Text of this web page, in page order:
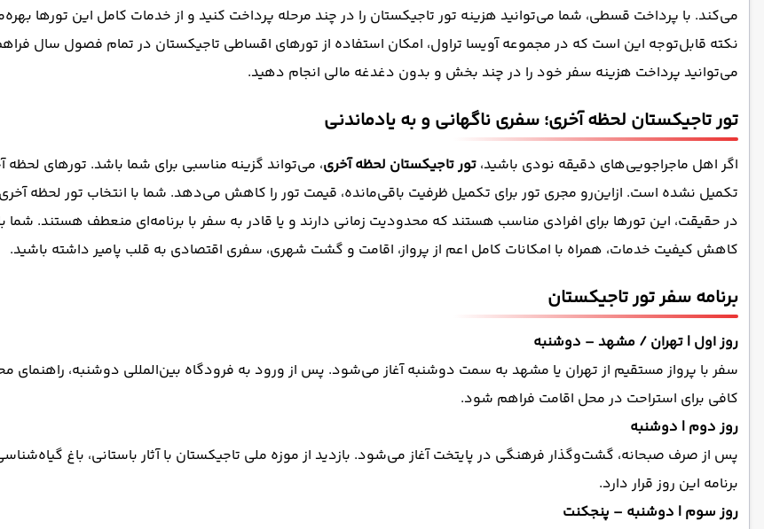
می‌کند. با پرداخت قسطی، شما می‌توانید هزینه تور تاجیکستان را در چند مرحله پرداخت کنید و از خدمات کامل این تورها
نکته قابل‌توجه این است که در مجموعه آویسا تراول، امکان استفاده از تورهای اقساطی تاجیکستان در تمام فصول سال
می‌توانید پرداخت هزینه سفر خود را در چند بخش و بدون دغدغه مالی انجام دهید.
تور تاجیکستان لحظه آخری؛ سفری ناگهانی و به یادماندنی
اگر اهل ماجراجویی‌های دقیقه نودی باشید، تور تاجیکستان لحظه آخری، می‌تواند گزینه مناسبی برای شما باشد. تورهای
تکمیل نشده است. ازاین‌رو مجری تور برای تکمیل ظرفیت باقی‌مانده، قیمت تور را کاهش می‌دهد. شما با انتخاب تور لحظه
در حقیقت، این تورها برای افرادی مناسب هستند که محدودیت زمانی دارند و یا قادر به سفر با برنامه‌ای منعطف هستند. شما
کاهش کیفیت خدمات، همراه با امکانات کامل اعم از پرواز، اقامت و گشت شهری، سفری اقتصادی به قلب پامیر داشته باشید.
برنامه سفر تور تاجیکستان
روز اول | تهران / مشهد – دوشنبه
سفر با پرواز مستقیم از تهران یا مشهد به سمت دوشنبه آغاز می‌شود. پس از ورود به فرودگاه بین‌المللی دوشنبه، راهنمای
کافی برای استراحت در محل اقامت فراهم شود.
روز دوم | دوشنبه
پس از صرف صبحانه، گشت‌و‌گذار فرهنگی در پایتخت آغاز می‌شود. بازدید از موزه ملی تاجیکستان با آثار باستانی، باغ
برنامه این روز قرار دارد.
روز سوم | دوشنبه – پنجکنت